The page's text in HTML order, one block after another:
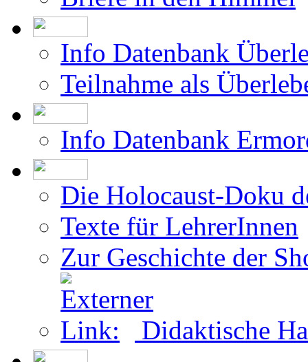
Info Datenbank
Teilnahme als
Info Datenbank
Die Holocaust-Doku
Texte für LehrerInnen
Zur Geschichte der
Didaktische